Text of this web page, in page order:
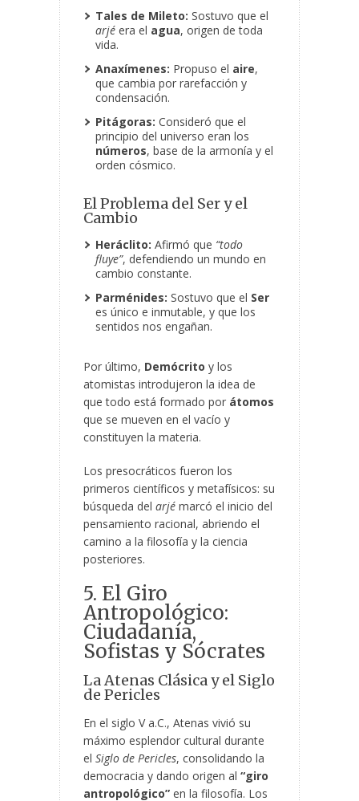
Tales de Mileto: Sostuvo que el
arjé era el agua, origen de toda
vida.
Anaxímenes: Propuso el aire,
que cambia por rarefacción y
condensación.
Pitágoras: Consideró que el
principio del universo eran los
números, base de la armonía y el
orden cósmico.
El Problema del Ser y el
Cambio
Heráclito: Afirmó que “todo
fluye”, defendiendo un mundo en
cambio constante.
Parménides: Sostuvo que el Ser
es único e inmutable, y que los
sentidos nos engañan.
Por último, Demócrito y los
atomistas introdujeron la idea de
que todo está formado por átomos
que se mueven en el vacío y
constituyen la materia.
Los presocráticos fueron los
primeros científicos y metafísicos: su
búsqueda del arjé marcó el inicio del
pensamiento racional, abriendo el
camino a la filosofía y la ciencia
posteriores.
5. El Giro
Antropológico:
Ciudadanía,
Sofistas y Sócrates
La Atenas Clásica y el Siglo
de Pericles
En el siglo V a.C., Atenas vivió su
máximo esplendor cultural durante
el Siglo de Pericles, consolidando la
democracia y dando origen al “giro
antropológico” en la filosofía. Los